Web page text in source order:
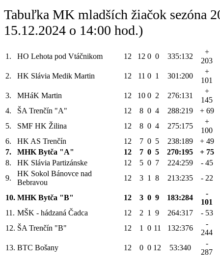
Tabuľka MK mladších žiačok sezóna
15.12.2024 o 14:00 hod.)
1. HO Lehota pod Vtáčnikom 12 12 0 0 335:132
+
203
2.
HK Slávia Medik Martin 12 11 0 1 301:200
+
101
3.
MHáK Martin 12 10 0 2 276:131
+
145
4.
ŠA Trenčín "A" 12 8 0 4 288:219
+ 69
5.
SMF HK Žilina 12 8 0 4 275:175
+
100
6.
HK AS Trenčín 12 7 0 5 238:189
+ 49
7.
MHK Bytča "A" 12 7 0 5 270:195
+ 75
8.
HK Slávia Partizánske 12 5 0 7 224:259
- 45
9.
HK Sokol Bánovce nad
Bebravou
12 3 1 8 213:235 - 22
10. MHK Bytča "B" 12 3 0 9 183:284
-
101
11. MŠK - hádzaná Čadca 12 2 1 9 264:317
- 53
12. ŠA Trenčín "B" 12 1 0 11 132:376
-
244
13. BTC Bošany 12 0 0 12 53:340
-
287